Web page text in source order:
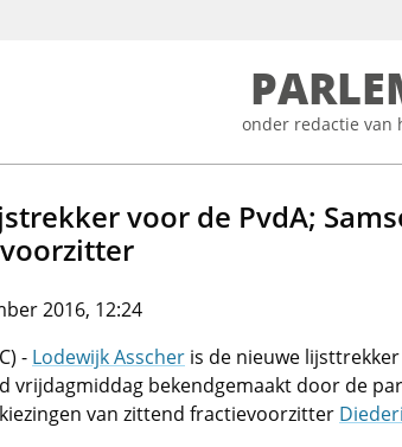
onder redactie van
voor de PvdA;
2016, 12:24
- Lodewijk Asscher is de nieuwe
vrijdagmiddag bekendgemaakt door de
van zittend fractievoorzitter